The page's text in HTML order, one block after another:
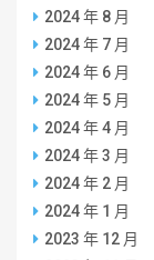
2024 年 8 月
2024 年 7 月
2024 年 6 月
2024 年 5 月
2024 年 4 月
2024 年 3 月
2024 年 2 月
2024 年 1 月
2023 年 12 月